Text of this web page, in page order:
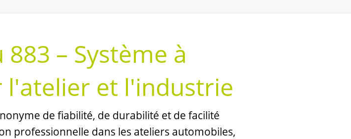
– Système à
et l'industrie
de fiabilité, de durabilité et de facilité
professionnelle dans les ateliers automobiles,